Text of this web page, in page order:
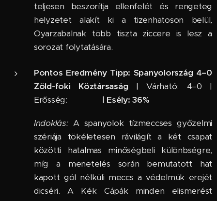
teljesen beszorítja ellenfelét és rengeteg
helyzetet alakít ki a tizenhatoson belül,
Oyarzabalnak több tiszta ziccere is lesz a
sorozat folytatására.
Pontos Eredmény Tipp: Spanyolország 4–0
Zöld-foki Köztársaság | Várható: 4–0 |
Erősség: ⭐⭐⭐ | Esély: 36%
Indoklás:A spanyolok tízmeccses győzelmi
szériája tökéletesen rávilágít a két csapat
közötti hatalmas minőségbeli különbségre,
míg a menetelés során bemutatott hat
kapott gól nélküli meccs a védelmük erejét
dicséri. A Kék Cápák minden elismerést